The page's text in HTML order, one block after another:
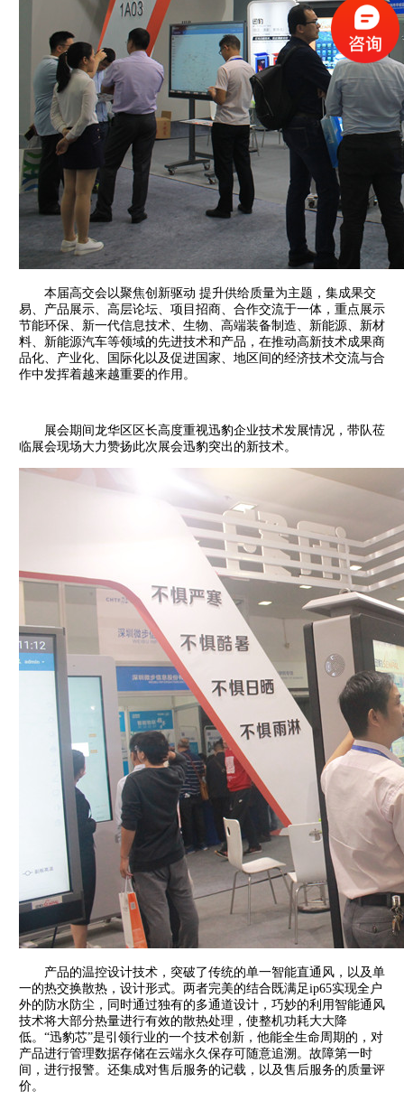
本届高交会以聚焦创新驱动 提升供给质量为主题，集成果交
易、产品展示、高层论坛、项目招商、合作交流于一体，重点展示
节能环保、新一代信息技术、生物、高端装备制造、新能源、新材
料、新能源汽车等领域的先进技术和产品，在推动高新技术成果商
品化、产业化、国际化以及促进国家、地区间的经济技术交流与合
作中发挥着越来越重要的作用。
展会期间龙华区区长高度重视迅豹企业技术发展情况，带队莅
临展会现场大力赞扬此次展会迅豹突出的新技术。
产品的温控设计技术，突破了传统的单一智能直通风，以及单
一的热交换散热，设计形式。两者完美的结合既满足ip65实现全户
外的防水防尘，同时通过独有的多通道设计，巧妙的利用智能通风
技术将大部分热量进行有效的散热处理，使整机功耗大大降
低。“迅豹芯”是引领行业的一个技术创新，他能全生命周期的，对
产品进行管理数据存储在云端永久保存可随意追溯。故障第一时
间，进行报警。还集成对售后服务的记载，以及售后服务的质量评
价。